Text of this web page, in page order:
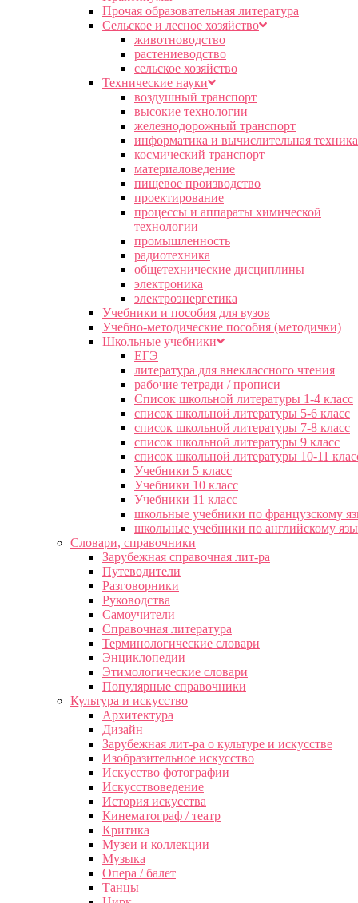
Прочая образовательная литература
Сельское и лесное хозяйство
животноводство
растениеводство
сельское хозяйство
Технические науки
воздушный транспорт
высокие технологии
железнодорожный транспорт
информатика и вычислительная техника
космический транспорт
материаловедение
пищевое производство
проектирование
процессы и аппараты химической
технологии
промышленность
радиотехника
общетехнические дисциплины
электроника
электроэнергетика
Учебники и пособия для вузов
Учебно-методические пособия (методички)
Школьные учебники
ЕГЭ
литература для внеклассного чтения
рабочие тетради / прописи
Список школьной литературы 1-4 класс
список школьной литературы 5-6 класс
список школьной литературы 7-8 класс
список школьной литературы 9 класс
список школьной литературы 10-11
Учебники 5 класс
Учебники 10 класс
Учебники 11 класс
школьные учебники по французскому
школьные учебники по английскому
Словари, справочники
Зарубежная справочная лит-ра
Путеводители
Разговорники
Руководства
Самоучители
Справочная литература
Терминологические словари
Энциклопедии
Этимологические словари
Популярные справочники
Культура и искусство
Архитектура
Дизайн
Зарубежная лит-ра о культуре и искусстве
Изобразительное искусство
Искусство фотографии
Искусствоведение
История искусства
Кинематограф / театр
Критика
Музеи и коллекции
Музыка
Опера / балет
Танцы